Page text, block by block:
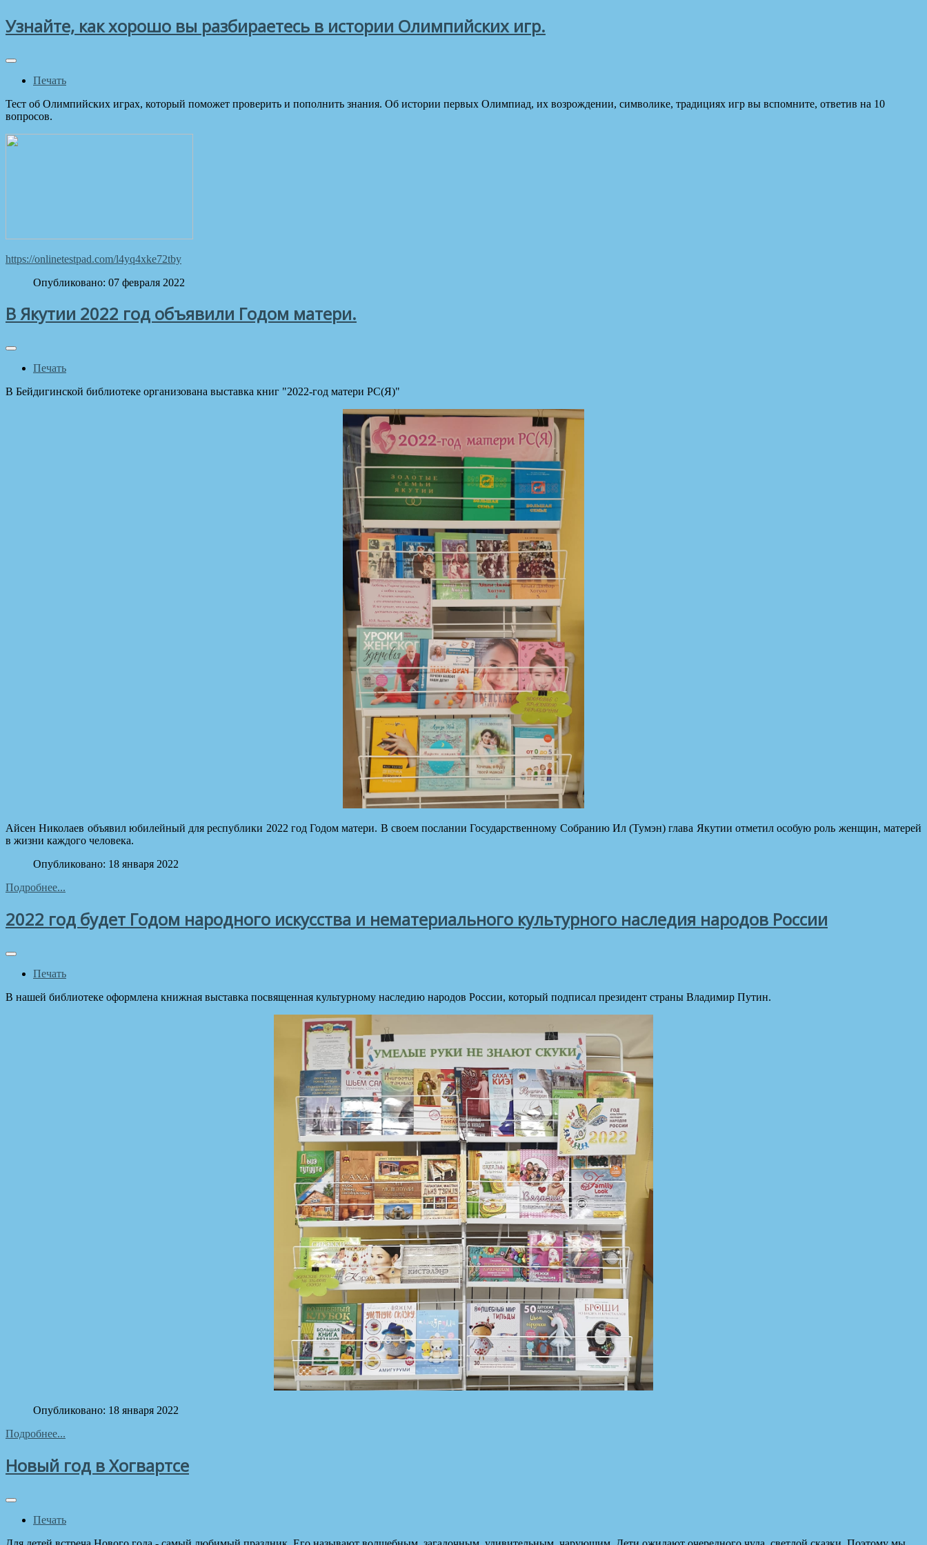
Узнайте, как хорошо вы разбираетесь в истории Олимпийских игр.
Печать
Тест об Олимпийских играх, который поможет проверить и пополнить знания. Об истории первых Олимпиад, их возрождении, символике, традициях игр вы вспомните, ответив на 10
вопросов.
https://onlinetestpad.com/l4yq4xke72tby
Опубликовано: 07 февраля 2022
В Якутии 2022 год объявили Годом матери.
Печать
В Бейдигинской библиотеке организована выставка книг "2022-год матери РС(Я)"
Айсен Николаев объявил юбилейный для республики 2022 год Годом матери. В своем послании Государственному Собранию Ил (Тумэн) глава Якутии отметил особую роль женщин, матерей
в жизни каждого человека.
Опубликовано: 18 января 2022
Подробнее...
2022 год будет Годом народного искусства и нематериального культурного наследия народов России
Печать
В нашей библиотеке оформлена книжная выставка посвященная культурному наследию народов России, который подписал президент страны Владимир Путин.
Опубликовано: 18 января 2022
Подробнее...
Новый год в Хогвартсе
Печать